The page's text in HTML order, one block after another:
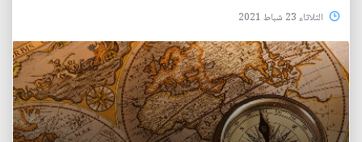
الثلاثاء 23 شباط 2021